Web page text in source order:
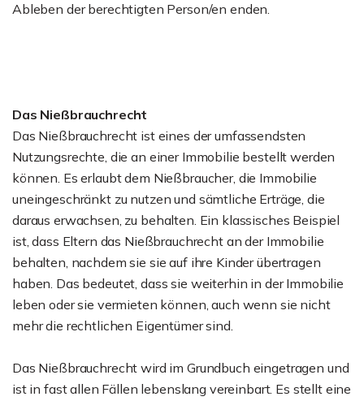
Ableben der berechtigten Person/en enden.
Das Nießbrauchrecht
Das Nießbrauchrecht ist eines der umfassendsten
Nutzungsrechte, die an einer Immobilie bestellt werden
können. Es erlaubt dem Nießbraucher, die Immobilie
uneingeschränkt zu nutzen und sämtliche Erträge, die
daraus erwachsen, zu behalten. Ein klassisches Beispiel
ist, dass Eltern das Nießbrauchrecht an der Immobilie
behalten, nachdem sie sie auf ihre Kinder übertragen
haben. Das bedeutet, dass sie weiterhin in der Immobilie
leben oder sie vermieten können, auch wenn sie nicht
mehr die rechtlichen Eigentümer sind.
Das Nießbrauchrecht wird im Grundbuch eingetragen und
ist in fast allen Fällen lebenslang vereinbart. Es stellt eine